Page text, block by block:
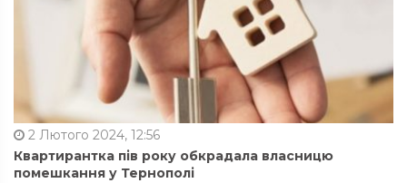
2 Лютого 2024, 12:56
Квартирантка пів року обкрадала власницю
помешкання у Тернополі